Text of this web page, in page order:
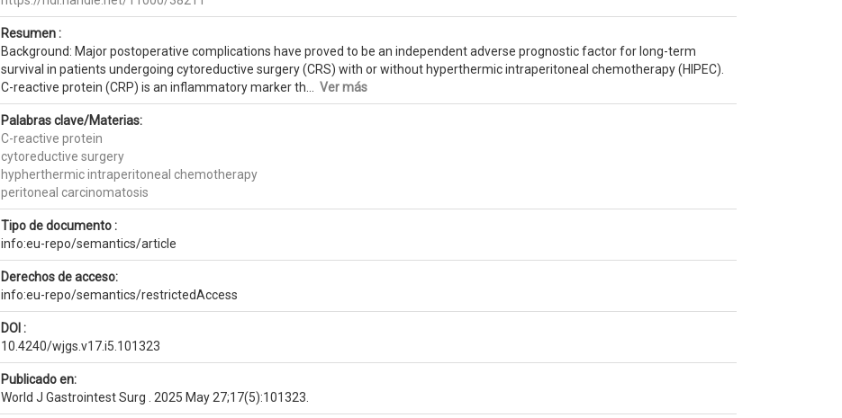
Resumen :
Background: Major postoperative complications have proved to be an independent adverse prognostic factor for long-term
survival in patients undergoing cytoreductive surgery (CRS) with or without hyperthermic intraperitoneal chemotherapy (HIPEC).
C-reactive protein (CRP) is an inflammatory marker th... Ver más
Palabras clave/Materias:
C-reactive protein
cytoreductive surgery
hypherthermic intraperitoneal chemotherapy
peritoneal carcinomatosis
Tipo de documento :
info:eu-repo/semantics/article
Derechos de acceso:
info:eu-repo/semantics/restrictedAccess
DOI :
10.4240/wjgs.v17.i5.101323
Publicado en:
World J Gastrointest Surg . 2025 May 27;17(5):101323.